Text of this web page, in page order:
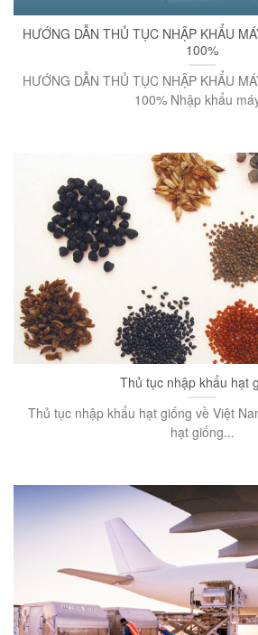
HƯỚNG DẪN THỦ TỤC NHẬP KHẨU
100%
HƯỚNG DẪN THỦ TỤC NHẬP KHẨU
100% Nhập khẩu
Thủ tục nhập khẩu hạt
Thủ tục nhập khẩu hạt giống về Việt
hạt giống...